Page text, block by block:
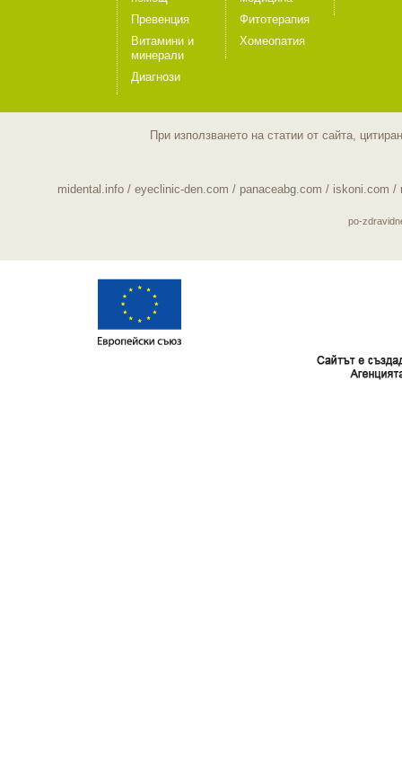
Превенция
Витамини и
минерали
Диагнози
Фитотерапия
Хомеопатия
При използването на статии от сайта,
midental.info/ eyeclinic-den.com / panaceabg.com / iskoni.com /
po-